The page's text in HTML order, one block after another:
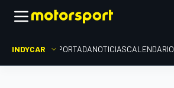
INDYCAR PORTADANOTICIASCALENDARIO